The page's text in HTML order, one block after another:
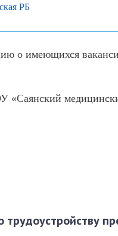
РБ
о имеющихся